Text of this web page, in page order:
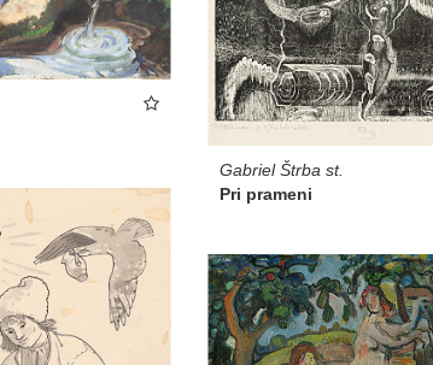
Gabriel Štrba st.
Pri prameni